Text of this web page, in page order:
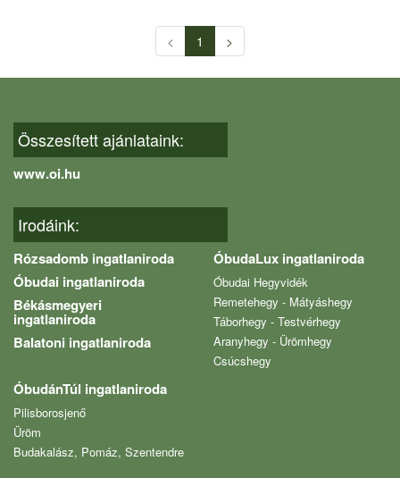
< 1 >
Összesített ajánlataink:
www.oi.hu
Irodáink:
Rózsadomb ingatlaniroda
Óbudai ingatlaniroda
Békásmegyeri
ingatlaniroda
Balatoni ingatlaniroda
ÓbudaLux ingatlaniroda
Óbudai Hegyvidék
Remetehegy - Mátyáshegy
Táborhegy - Testvérhegy
Aranyhegy - Ürömhegy
Csúcshegy
ÓbudánTúl ingatlaniroda
Pilisborosjenő
Üröm
Budakalász, Pomáz, Szentendre